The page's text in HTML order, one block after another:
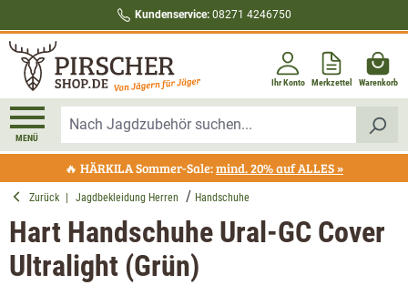
Kundenservice: 08271 4246750
Ihr Konto Merkzettel Warenkorb
MENÜ
🔥 HÄRKILA Sommer-Sale:mind. 20% auf ALLES »
Zurück Jagdbekleidung Herren Handschuhe
Hart Handschuhe Ural-GC Cover
Ultralight (Grün)